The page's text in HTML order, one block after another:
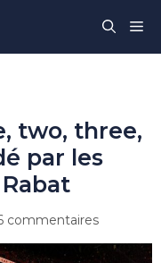
two, three,
par les
commentaires